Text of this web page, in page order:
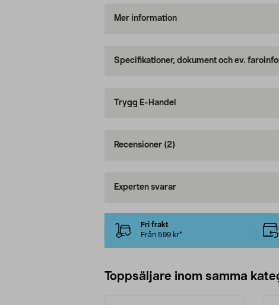
Mer information
Specifikationer, dokument och ev.
Trygg E-Handel
Recensioner (2)
Experten svarar
Fri frakt
Från 599 kr*
Toppsäljare inom samma